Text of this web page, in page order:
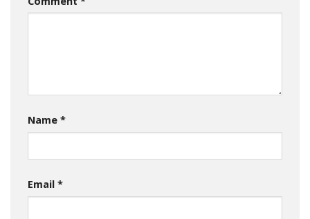
Name *
Email *